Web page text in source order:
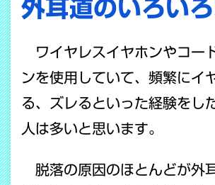
外耳道のいろい
ワイヤレスイヤホンやコー
ンを使用していて、頻繁にイ
る、ズレるといった経験をし
人は多いと思います。
脱落の原因のほとんどが外